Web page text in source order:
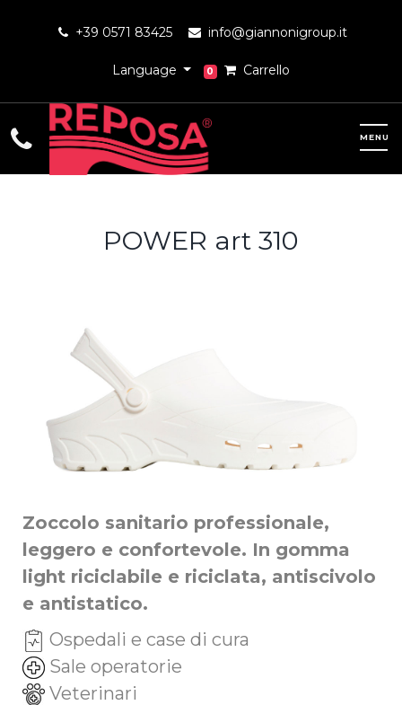
+39 0571 83425 info@giannonigroup.it
Language 0 Carrello
POWER art 310
Zoccolo sanitario professionale,
leggero e confortevole. In gomma
light riciclabile e riciclata, antiscivolo
e antistatico.
Ospedali e case di cura
Sale operatorie
Veterinari